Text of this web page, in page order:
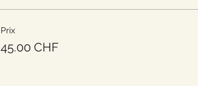
Prix
45.00 CHF